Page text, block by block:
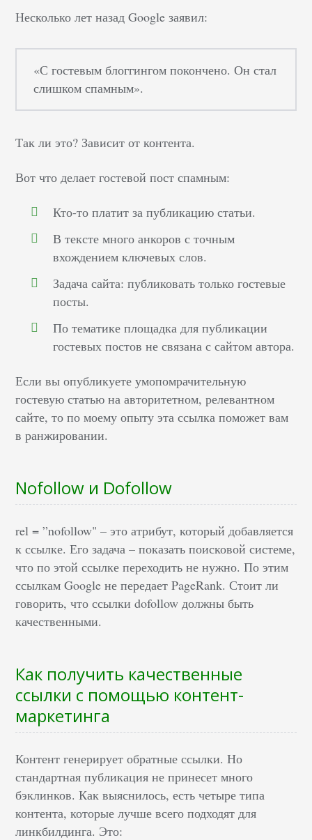
Несколько лет назад Google заявил:
«С гостевым блоггингом покончено. Он стал
слишком спамным».
Так ли это? Зависит от контента.
Вот что делает гостевой пост спамным:
Кто-то платит за публикацию статьи.
В тексте много анкоров с точным
вхождением ключевых слов.
Задача сайта: публиковать только гостевые
посты.
По тематике площадка для публикации
гостевых постов не связана с сайтом автора.
Если вы опубликуете умопомрачительную
гостевую статью на авторитетном, релевантном
сайте, то по моему опыту эта ссылка поможет вам
в ранжировании.
Nofollow и Dofollow
rel = ”nofollow" – это атрибут, который добавляется
к ссылке. Его задача – показать поисковой системе,
что по этой ссылке переходить не нужно. По этим
ссылкам Google не передает PageRank. Стоит ли
говорить, что ссылки dofollow должны быть
качественными.
Как получить качественные
ссылки с помощью контент-
маркетинга
Контент генерирует обратные ссылки. Но
стандартная публикация не принесет много
бэклинков. Как выяснилось, есть четыре типа
контента, которые лучше всего подходят для
линкбилдинга. Это: